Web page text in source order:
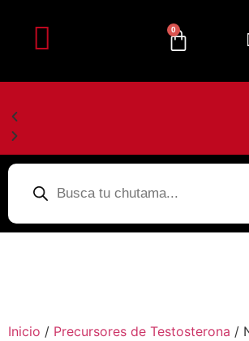
0
Inicio / Precursores de Testosterona /